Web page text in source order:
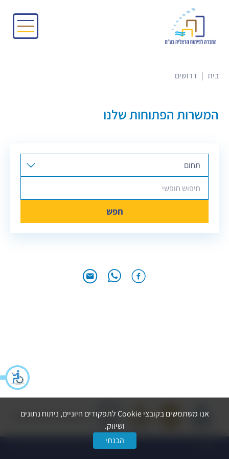
בית | דרושים
המשרות הפתוחות שלנו
הצהרת נגישותמדיניות פרטיות
© כל הזכויות שמורות ל-החברה לפיתוח הרצליה בע״מ
אנו משתמשים בקובצי Cookie לתפקודים חיוניים, ניתוח נתונים
ושיווק.
הבנתי